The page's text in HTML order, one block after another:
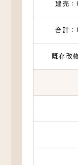
建売：
合計：
既存改